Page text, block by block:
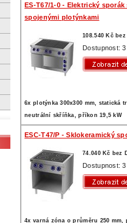
ES-T67/1-0 - Elektrický sporák
spojenými plotýnkami
108.540 Kč bez
Dostupnost:
6x plotýnka 300x300 mm, statická
neutrální skříňka, příkon 19,5 kW
ESC-T47/P - Sklokeramický
74.040 Kč bez
Dostupnost:
4x varná zóna o průměru 250 mm,